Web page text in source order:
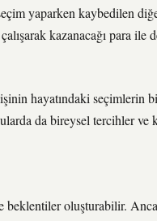
yaparken kaybedilen
kazanacağı para
hayatındaki seçimlerin
da bireysel tercihler ve
oluşturabilir.